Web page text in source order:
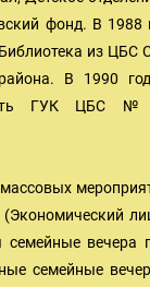
фонд. В 1988
из ЦБС
В 1990
ГУК
семейные вечера
семейные